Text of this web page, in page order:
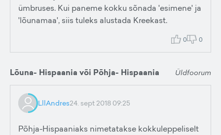
ümbruses. Kui paneme kokku sõnada 'esimene' ja
'lõunamaa', siis tuleks alustada Kreekast.
0 0
Lõuna- Hispaania või Põhja- Hispaania Üldfoorum
LllAndres24. sept 2018 09:25
Põhja-Hispaaniaks nimetatakse kokkuleppeliselt